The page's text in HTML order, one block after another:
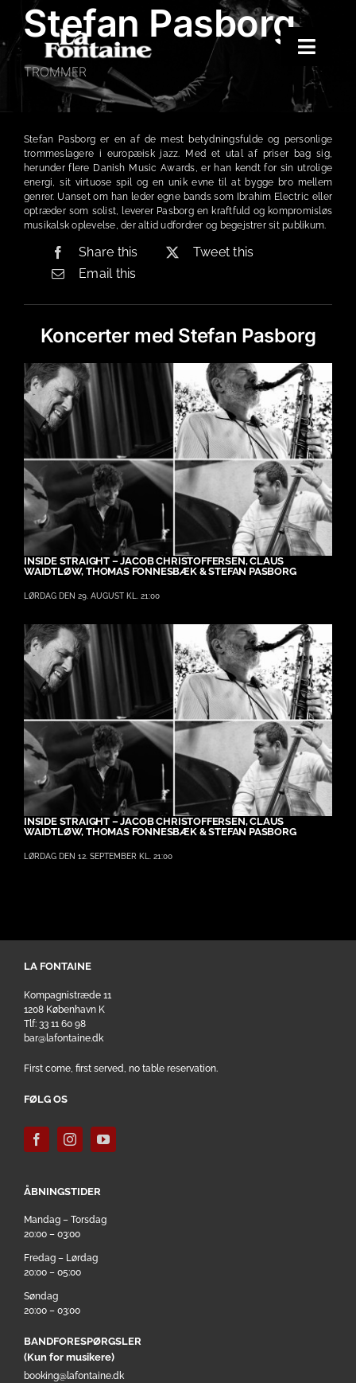
content
Toggle
Hjem
Merchandise
Poetry Club
Om
Stefan Pasborg
TROMMER
Stefan Pasborg er en af de mest betydningsfulde og personlige
trommeslagere i europæisk jazz. Med et utal af priser bag sig,
herunder flere Danish Music Awards, er han kendt for sin utrolige
energi, sit virtuose spil og en unik evne til at bygge bro mellem
genrer. Uanset om han leder egne bands som Ibrahim Electric eller
optræder som solist, leverer Pasborg en kraftfuld og kompromisløs
musikalsk oplevelse, der altid udfordrer og begejstrer sit publikum.
Share this
Tweet this
Email this
Koncerter med Stefan Pasborg
INSIDE STRAIGHT – JACOB CHRISTOFFERSEN, CLAUS
WAIDTLØW, THOMAS FONNESBÆK & STEFAN PASBORG
LØRDAG DEN 29. AUGUST KL. 21:00
INSIDE STRAIGHT – JACOB CHRISTOFFERSEN, CLAUS
WAIDTLØW, THOMAS FONNESBÆK & STEFAN PASBORG
LØRDAG DEN 12. SEPTEMBER KL. 21:00
LA FONTAINE
Kompagnistræde 11
1208 København K
Tlf: 33 11 60 98
bar@lafontaine.dk
First come, first served, no table reservation.
FØLG OS
ÅBNINGSTIDER
Mandag – Torsdag
20:00 – 03:00
Fredag – Lørdag
20:00 – 05:00
Søndag
20:00 – 03:00
BANDFORESPØRGSLER
(Kun for musikere)
booking@lafontaine.dk